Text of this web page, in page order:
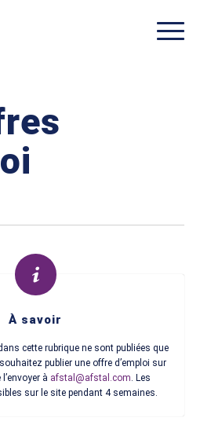
À savoir
cette rubrique ne sont publiées que
publier une offre d’emploi sur
à afstal@afstal.com. Les
sur le site pendant 4 semaines.